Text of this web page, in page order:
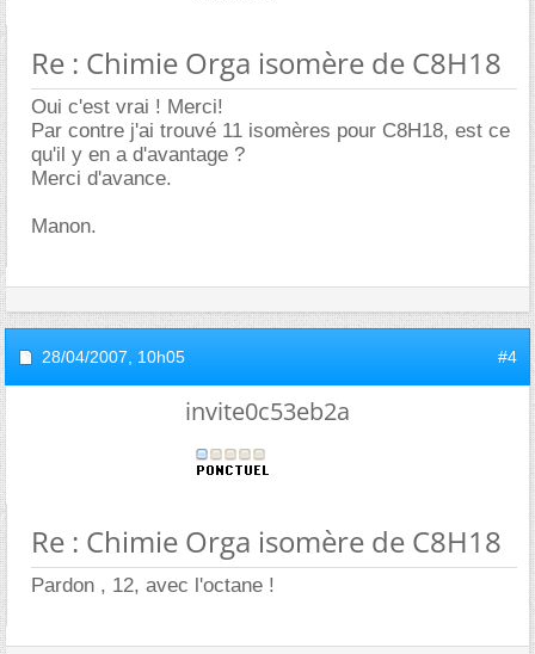
Re : Chimie Orga isomère de C8H18
Oui c'est vrai ! Merci!
Par contre j'ai trouvé 11 isomères pour C8H18, est ce
qu'il y en a d'avantage ?
Merci d'avance.
Manon.
28/04/2007, 10h05 #4
invite0c53eb2a
Re : Chimie Orga isomère de C8H18
Pardon , 12, avec l'octane !